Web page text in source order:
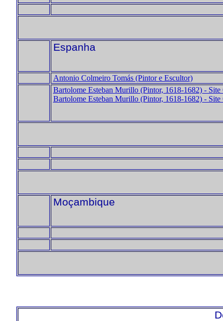
Espanha
Antonio Colmeiro Tomás (Pintor e Escultor)
Bartolome Esteban Murillo (Pintor, 1618-1682) - Site
Bartolome Esteban Murillo (Pintor, 1618-1682) - Site
Moçambique